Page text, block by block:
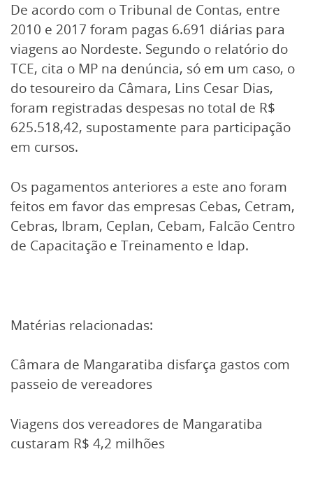
De acordo com o Tribunal de Contas, entre
2010 e 2017 foram pagas 6.691 diárias para
viagens ao Nordeste. Segundo o relatório do
TCE, cita o MP na denúncia, só em um caso, o
do tesoureiro da Câmara, Lins Cesar Dias,
foram registradas despesas no total de R$
625.518,42, supostamente para participação
em cursos.
Os pagamentos anteriores a este ano foram
feitos em favor das empresas Cebas, Cetram,
Cebras, Ibram, Ceplan, Cebam, Falcão Centro
de Capacitação e Treinamento e Idap.
Matérias relacionadas:
Câmara de Mangaratiba disfarça gastos com
passeio de vereadores
Viagens dos vereadores de Mangaratiba
custaram R$ 4,2 milhões